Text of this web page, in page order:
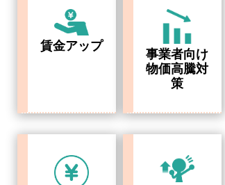
賃金アップ
事業者向け
物価高騰対
策